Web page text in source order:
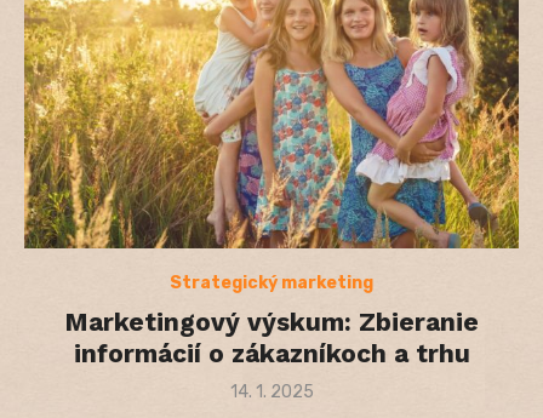
Strategický marketing
Marketingový výskum: Zbieranie
informácií o zákazníkoch a trhu
Posted
14. 1. 2025